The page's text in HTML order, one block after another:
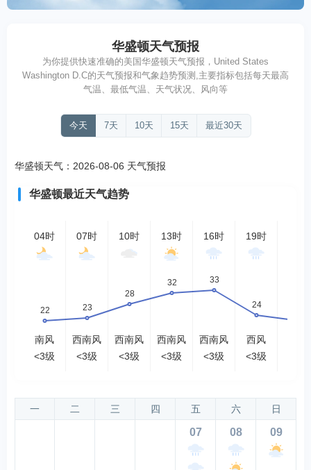
华盛顿天气预报
为你提供快速准确的美国华盛顿天气预报，United States
Washington D.C的天气预报和气象趋势预测,主要指标包括每天最高
气温、最低气温、天气状况、风向等
今天 7天 10天 15天 最近30天
华盛顿天气：2026-08-06 天气预报
华盛顿最近天气趋势
04时
南风
<3级
07时
西南风
<3级
10时
西南风
<3级
13时
西南风
<3级
16时
西南风
<3级
19时
西风
<3级
一 二 三 四 五 六 日
07 08 09